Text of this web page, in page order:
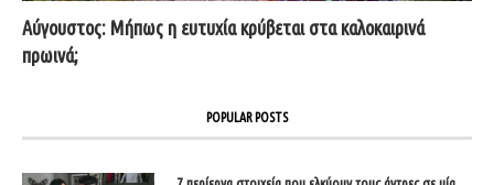
Αύγουστος: Μήπως η ευτυχία κρύβεται στα καλοκαιρινά
πρωινά;
POPULAR POSTS